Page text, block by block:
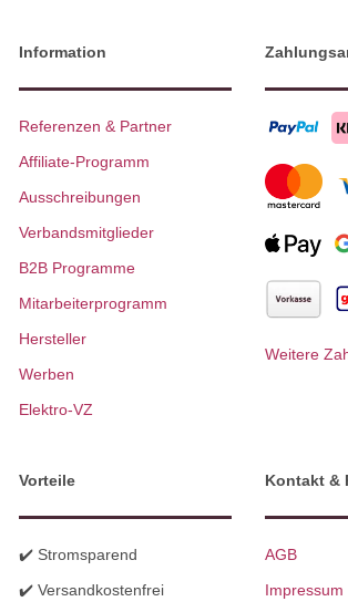
Information
Referenzen & Partner
Affiliate-Programm
Ausschreibungen
Verbandsmitglieder
B2B Programme
Mitarbeiterprogramm
Hersteller
Werben
Elektro-VZ
Weitere
Vorteile
✔️ Stromsparend
✔️ Versandkostenfrei
Kontakt &
AGB
Impressum